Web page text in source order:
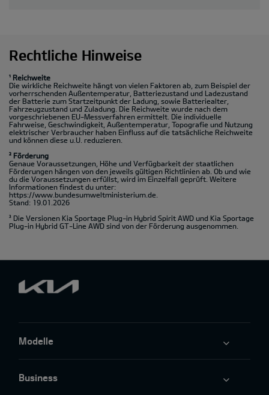
Rechtliche Hinweise
¹ Reichweite
Die wirkliche Reichweite hängt von vielen Faktoren ab, zum Beispiel der
vorherrschenden Außentemperatur, Batteriezustand und Ladezustand
der Batterie zum Startzeitpunkt der Ladung, sowie Batteriealter,
Fahrzeugzustand und Zuladung. Die Reichweite wurde nach dem
vorgeschriebenen EU-Messverfahren ermittelt. Die individuelle
Fahrweise, Geschwindigkeit, Außentemperatur, Topografie und Nutzung
elektrischer Verbraucher haben Einfluss auf die tatsächliche Reichweite
und können diese u.U. reduzieren.
² Förderung
Genaue Voraussetzungen, Höhe und Verfügbarkeit der staatlichen
Förderungen hängen von den jeweils gültigen Richtlinien ab. Ob und wie
du die Voraussetzungen erfüllst, wird im Einzelfall geprüft. Weitere
Informationen findest du unter:
https://www.bundesumweltministerium.de.
Stand: 19.01.2026
³ Die Versionen Kia Sportage Plug-in Hybrid Spirit AWD und Kia Sportage
Plug-in Hybrid GT-Line AWD sind von der Förderung ausgenommen.
Modelle
Business